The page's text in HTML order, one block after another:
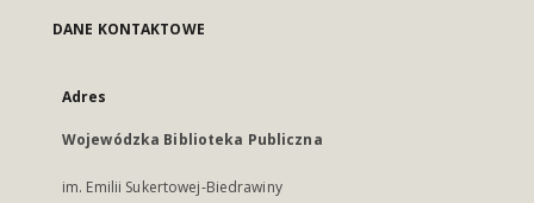
DANE KONTAKTOWE
Adres
Wojewódzka Biblioteka Publiczna
im. Emilii Sukertowej-Biedrawiny